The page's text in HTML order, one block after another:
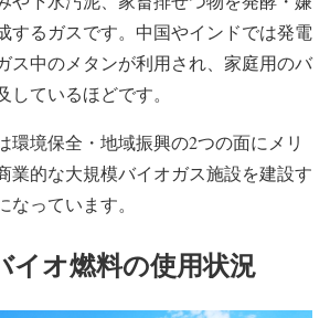
するガスです。中国やインドでは発電
ス中のメタンが利用され、家庭用のバ
ているほどです。
環境保全・地域振興の2つの面にメリ
業的な大規模バイオガス施設を建設す
なっています。
イオ燃料の使用状況